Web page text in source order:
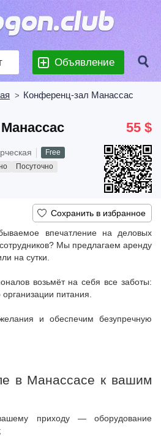
Объявление
> Конференц-зал Манассас
55 $
Free
Посуточно
впечатление на деловых
Мы предлагаем аренду
на сутки.
возьмёт на себя все заботы:
питания.
и обеспечим безупречную
в Манассасе к вашим
приходу — оборудование